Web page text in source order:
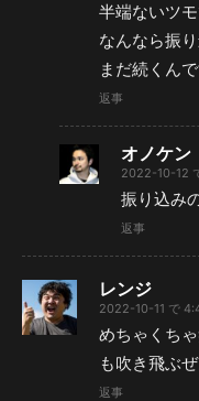
半端ないツ
なんなら振
まだ続くん
返事
オノケン
2022-10-12
振り込み
返事
レンジ
2022-10-11 で
めちゃくち
も吹き飛ぶぜ
返事